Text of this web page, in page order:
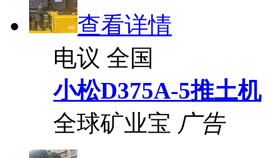
查看详情
电议 全国
小松D375A-5推土机
全球矿业宝 广告